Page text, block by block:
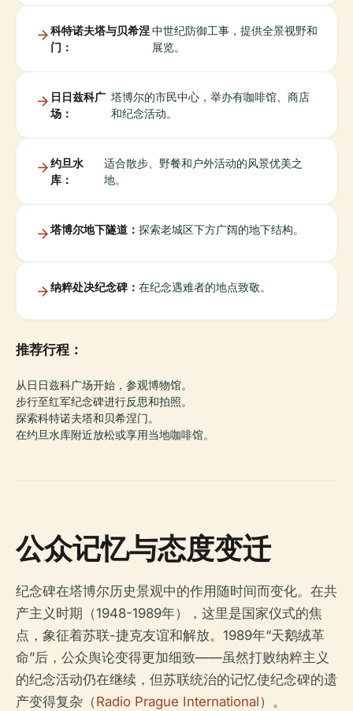
科特诺夫塔与贝希涅
门：
中世纪防御工事，提供全景视野和
展览。
日日兹科广
场：
塔博尔的市民中心，举办有咖啡馆、商店
和纪念活动。
约旦水
库：
适合散步、野餐和户外活动的风景优美之
地。
塔博尔地下隧道： 探索老城区下方广阔的地下结构。
纳粹处决纪念碑： 在纪念遇难者的地点致敬。
推荐行程：
从日日兹科广场开始，参观博物馆。
步行至红军纪念碑进行反思和拍照。
探索科特诺夫塔和贝希涅门。
在约旦水库附近放松或享用当地咖啡馆。
公众记忆与态度变迁
纪念碑在塔博尔历史景观中的作用随时间而变化。在共
产主义时期（1948-1989年），这里是国家仪式的焦
点，象征着苏联-捷克友谊和解放。1989年“天鹅绒革
命”后，公众舆论变得更加细致——虽然打败纳粹主义
的纪念活动仍在继续，但苏联统治的记忆使纪念碑的遗
产变得复杂（Radio Prague International）。